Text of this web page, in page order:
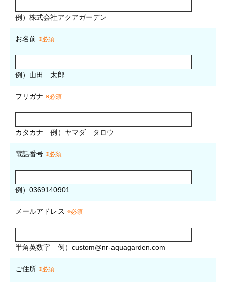
例）株式会社アクアガーデン
お名前 ※必須
例）山田 太郎
フリガナ ※必須
カタカナ 例）ヤマダ タロウ
電話番号 ※必須
例）0369140901
メールアドレス ※必須
半角英数字 例） custom@nr-aquagarden.com
ご住所 ※必須